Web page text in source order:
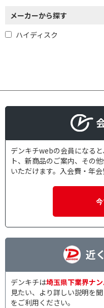
メーカーから探す
ハイディスク
デンキチwebの会員になる
ト、新商品のご案内、その
いただけます。入会費・年
近
デンキチは埼玉県下業界ナ
見たい、より詳しい説明を
をご利用ください。